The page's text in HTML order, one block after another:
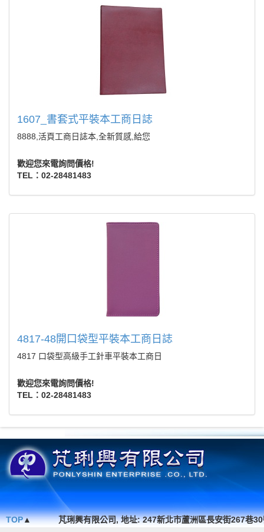
1607_書套式平裝本工商日誌
8888,活頁工商日誌本,全新質感,給您
歡迎您來電詢問價格!
TEL：02-28481483
4817-48開口袋型平裝本工商日誌
4817 口袋型高級手工針車平裝本工商日
歡迎您來電詢問價格!
TEL：02-28481483
TOP▲ 芃琍興有限公司, 地址: 247新北市蘆洲區長安街267